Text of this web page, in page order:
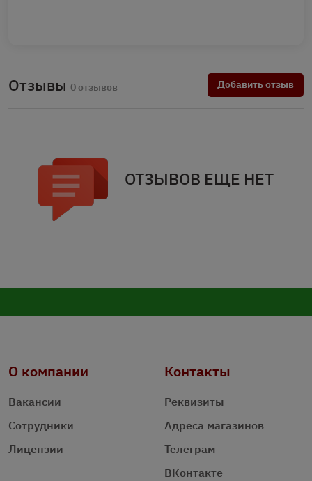
Отзывы 0 отзывов Добавить отзыв
ОТЗЫВОВ ЕЩЕ НЕТ
О компании
Вакансии
Сотрудники
Лицензии
Контакты
Реквизиты
Адреса магазинов
Телеграм
ВКонтакте